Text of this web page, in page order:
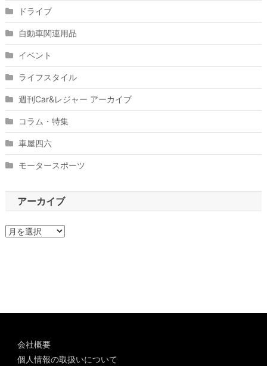
ドライブ
自動車関連用品
イベント
ライフスタイル
週刊Car&レジャー アーカイブ
コラム・特集
車屋四六
モータースポーツ
アーカイブ
ア
会社概要
個人情報の取扱いについて